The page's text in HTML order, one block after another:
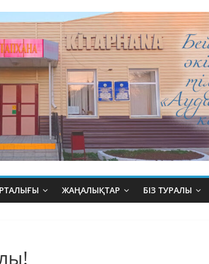
ЖАҢАЛЫҚТАР БІЗ ТУРАЛЫ